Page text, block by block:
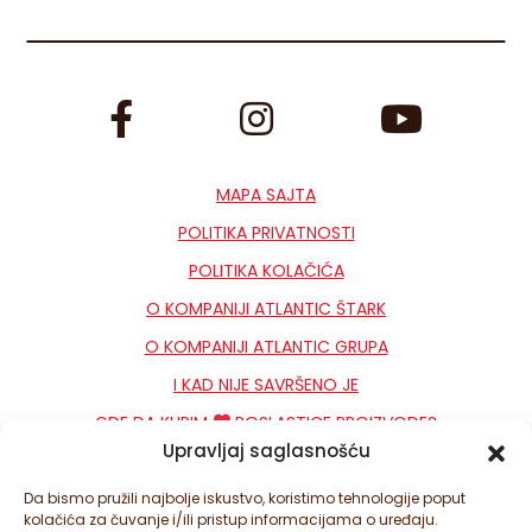
Upravljaj saglasnošću
Da bismo pružili najbolje iskustvo, koristimo tehnologije poput
kolačića za čuvanje i/ili pristup informacijama o uređaju.
MAPA SAJTA
POLITIKA PRIVATNOSTI
POLITIKA KOLAČIĆA
O KOMPANIJI ATLANTIC ŠTARK
O KOMPANIJI ATLANTIC GRUPA
I KAD NIJE SAVRŠENO JE
GDE DA KUPIM
POSLASTICE PROIZVODE?
KONTAKT
NEWSLETTER